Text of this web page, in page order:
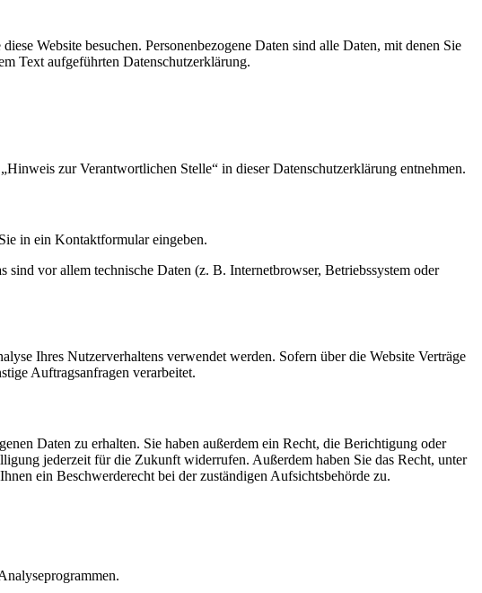
Website besuchen. Personenbezogene Daten sind alle Daten, mit denen Sie
Text aufgeführten Datenschutzerklärung.
zur Verantwortlichen Stelle“ in dieser Datenschutzerklärung entnehmen.
in ein Kontaktformular eingeben.
vor allem technische Daten (z. B. Internetbrowser, Betriebssystem oder
Ihres Nutzerverhaltens verwendet werden. Sofern über die Website Verträge
Auftragsanfragen verarbeitet.
Daten zu erhalten. Sie haben außerdem ein Recht, die Berichtigung oder
jederzeit für die Zukunft widerrufen. Außerdem haben Sie das Recht, unter
ein Beschwerderecht bei der zuständigen Aufsichtsbehörde zu.